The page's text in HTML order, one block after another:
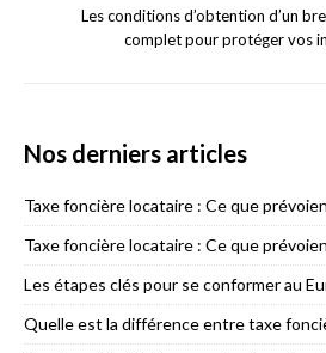
Les conditions d’obtention d’un
complet pour protéger vos
Nos derniers articles
Taxe foncière locataire : Ce que
Taxe foncière locataire : Ce que
Les étapes clés pour se conformer au
Quelle est la différence entre taxe